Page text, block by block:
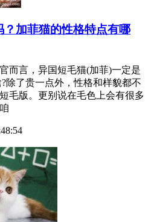
？加菲猫的性格特点有哪
而言，异国短毛猫(加菲)一定是
除了贵一点外，性格和样貌都不
毛版。更别说在毛色上会有很多